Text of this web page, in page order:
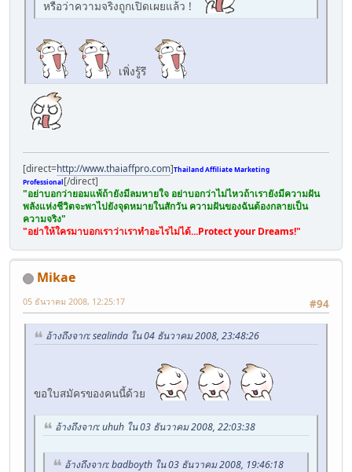
หรือว่าความจริงถูกเปิดเผยแล้ว !
เพิ่งรู้รึ
[direct=http://www.thaiaffpro.com]Thailand Affiliate Marketing
Professional[/direct]
"อย่าบอกว่ายอมแพ้ถ้ายังมีลมหายใจ อย่าบอกว่าไม่ไหวถ้าเรายังมีความฝัน
พลังแห่งชีวิตจะพาไปยังจุดหมายในสักวัน ความฝันของฉันต้องกลายเป็น
ความจริง"
"อย่าให้ใครมาบอกเราว่าเราทำอะไรไม่ได้...Protect your Dreams!"
Mikae
#94
05 ธันวาคม 2008, 12:25:17
อ้างถึงจาก: sealinda ใน 04 ธันวาคม 2008, 23:48:26
ขอใบสมัครของคนนี้ด้วย
อ้างถึงจาก: uhuh ใน 03 ธันวาคม 2008, 22:03:38
อ้างถึงจาก: badboyth ใน 03 ธันวาคม 2008, 19:46:18